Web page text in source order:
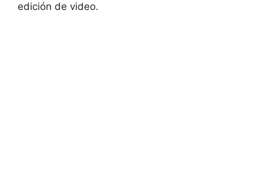
edición de video.